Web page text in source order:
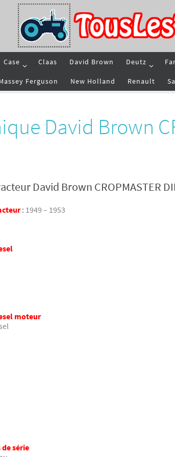
Case Claas David Brown Deutz
Ferguson New Holland Renault
David Brown
David Brown CROPMASTER
: 1949 – 1953
moteur
série